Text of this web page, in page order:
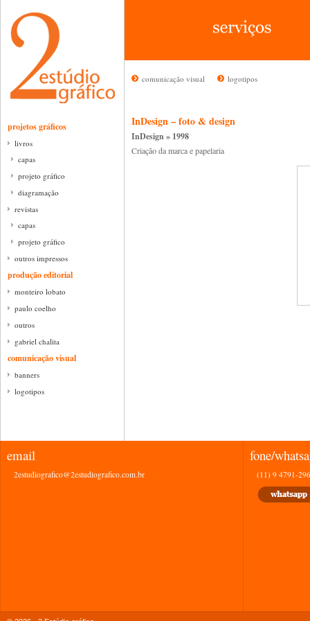
projetos gráficos
livros
capas
projeto gráfico
diagramação
revistas
capas
projeto gráfico
outros impressos
produção editorial
monteiro lobato
paulo coelho
outros
gabriel chalita
comunicação visual
banners
logotipos
comunicação visual logotipos
InDesign – foto & design
InDesign » 1998
Criação da marca e papelaria
email
2estudiografico@2estudiografico.com.br
fone/
(11) 9 4791-